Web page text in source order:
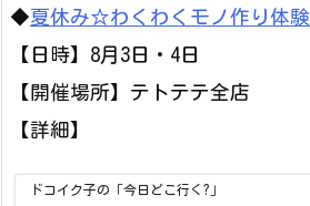
◆夏休み☆わくわくモノ作り体験
【日時】8月3日・4日
【開催場所】テトテテ全店
【詳細】
ドコイク子の「今日どこ行く?」